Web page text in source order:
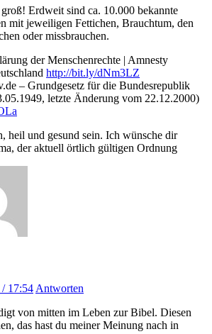
Erdweit sind ca. 10.000 bekannte
mit jeweiligen Fettichen, Brauchtum, den
oder missbrauchen.
der Menschenrechte | Amnesty
http://bit.ly/dNm3LZ
– Grundgesetz für die Bundesrepublik
letzte Änderung vom 22.12.2000)
heil und gesund sein. Ich wünsche dir
der aktuell örtlich gültigen Ordnung
/ 17:54 Antworten
von mitten im Leben zur Bibel. Diesen
das hast du meiner Meinung nach in